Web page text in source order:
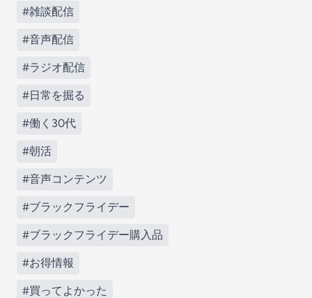
#雑談配信
#音声配信
#ラジオ配信
#日常を掘る
#働く30代
#朝活
#音声コンテンツ
#ブラックフライデー
#ブラックフライデー購入品
#お得情報
#買ってよかった